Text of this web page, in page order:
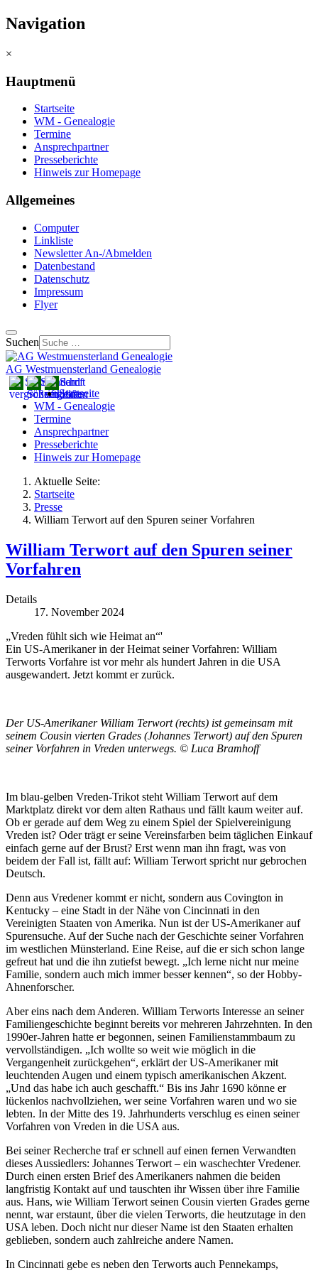
Navigation
×
Hauptmenü
Startseite
WM - Genealogie
Termine
Ansprechpartner
Presseberichte
Hinweis zur Homepage
Allgemeines
Computer
Linkliste
Newsletter An-/Abmelden
Datenbestand
Datenschutz
Impressum
Flyer
Suchen
AG Westmuensterland Genealogie
Startseite
WM - Genealogie
Termine
Ansprechpartner
Presseberichte
Hinweis zur Homepage
Aktuelle Seite:
Startseite
Presse
William Terwort auf den Spuren seiner Vorfahren
William Terwort auf den Spuren seiner
Vorfahren
Details
17. November 2024
„Vreden fühlt sich wie Heimat an“'
Ein US-Amerikaner in der Heimat seiner Vorfahren: William
Terworts Vorfahre ist vor mehr als hundert Jahren in die USA
ausgewandert. Jetzt kommt er zurück.
Der US-Amerikaner William Terwort (rechts) ist gemeinsam mit
seinem Cousin vierten Grades (Johannes Terwort) auf den Spuren
seiner Vorfahren in Vreden unterwegs. © Luca Bramhoff
Im blau-gelben Vreden-Trikot steht William Terwort auf dem
Marktplatz direkt vor dem alten Rathaus und fällt kaum weiter auf.
Ob er gerade auf dem Weg zu einem Spiel der Spielvereinigung
Vreden ist? Oder trägt er seine Vereinsfarben beim täglichen Einkauf
einfach gerne auf der Brust? Erst wenn man ihn fragt, was von
beidem der Fall ist, fällt auf: William Terwort spricht nur gebrochen
Deutsch.
Denn aus Vredener kommt er nicht, sondern aus Covington in
Kentucky – eine Stadt in der Nähe von Cincinnati in den
Vereinigten Staaten von Amerika. Nun ist der US-Amerikaner auf
Spurensuche. Auf der Suche nach der Geschichte seiner Vorfahren
im westlichen Münsterland. Eine Reise, auf die er sich schon lange
gefreut hat und die ihn zutiefst bewegt. „Ich lerne nicht nur meine
Familie, sondern auch mich immer besser kennen“, so der Hobby-
Ahnenforscher.
Aber eins nach dem Anderen. William Terworts Interesse an seiner
Familiengeschichte beginnt bereits vor mehreren Jahrzehnten. In den
1990er-Jahren hatte er begonnen, seinen Familienstammbaum zu
vervollständigen. „Ich wollte so weit wie möglich in die
Vergangenheit zurückgehen“, erklärt der US-Amerikaner mit
leuchtenden Augen und einem typisch amerikanischen Akzent.
„Und das habe ich auch geschafft.“ Bis ins Jahr 1690 könne er
lückenlos nachvollziehen, wer seine Vorfahren waren und wo sie
lebten. In der Mitte des 19. Jahrhunderts verschlug es einen seiner
Vorfahren von Vreden in die USA aus.
Bei seiner Recherche traf er schnell auf einen fernen Verwandten
dieses Aussiedlers: Johannes Terwort – ein waschechter Vredener.
Durch einen ersten Brief des Amerikaners nahmen die beiden
langfristig Kontakt auf und tauschten ihr Wissen über ihre Familie
aus. Hans, wie William Terwort seinen Cousin vierten Grades gerne
nennt, war erstaunt, über die vielen Terworts, die heutzutage in den
USA leben. Doch nicht nur dieser Name ist den Staaten erhalten
geblieben, sondern auch zahlreiche andere Namen.
In Cincinnati gebe es neben den Terworts auch Pennekamps,